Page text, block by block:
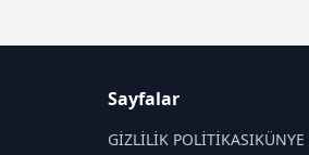
Sayfalar
GİZLİLİK POLİTİKASIKÜNYE